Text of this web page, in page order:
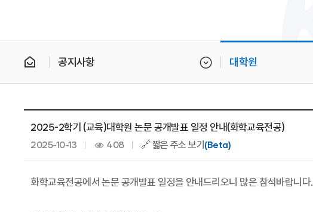
공지사항 대학원
2025-2학기 (교육)대학원 논문 공개발표 일정 안내(화학교육전공)
2025-10-13 408 🔗 짧은 주소 보기 (Beta)
화학교육전공에서 논문 공개발표 일정을 안내드리오니 많은 참석바랍니다.